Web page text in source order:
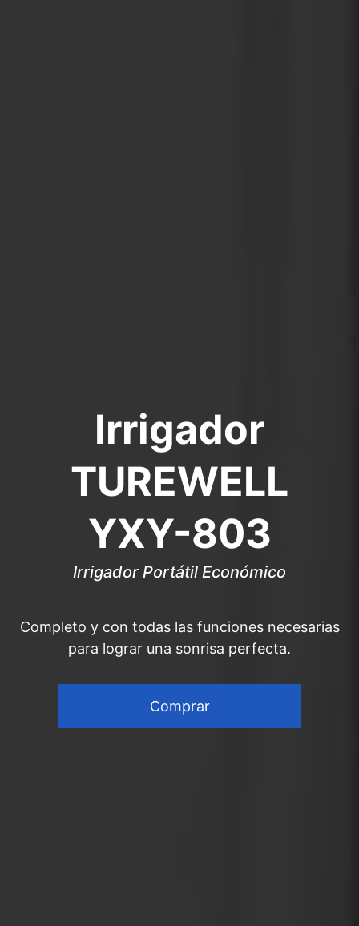
Irrigador
TUREWELL
YXY-803
Irrigador Portátil Económico
Completo y con todas las funciones necesarias
para lograr una sonrisa perfecta.
Comprar